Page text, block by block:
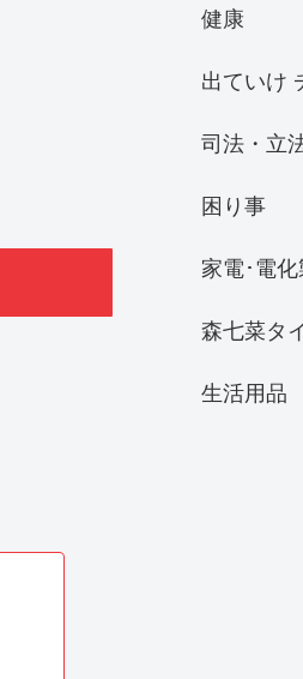
健康
出ていけ
司法・立
困り事
家電･電化
森七菜タ
生活用品